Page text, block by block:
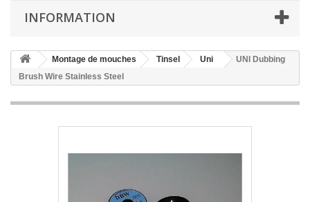
INFORMATION
Montage de mouches Tinsel Uni
UNI Dubbing
Brush Wire Stainless Steel